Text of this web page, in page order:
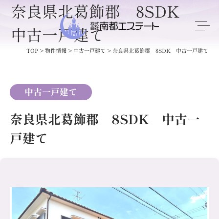
奈良県北葛飾郡 8SDK
中古一戸建て
TOP> 物件情報> 中古一戸建て > 奈良県北葛飾郡 8SDK 中古一戸建て
中古一戸建て
奈良県北葛飾郡 8SDK 中古一
戸建て